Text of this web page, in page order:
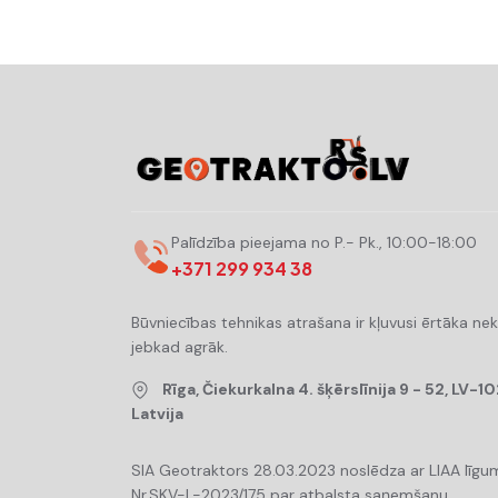
Palīdzība pieejama no P.- Pk., 10:00-18:00
+371 299 934 38
Būvniecības tehnikas atrašana ir kļuvusi ērtāka
jebkad agrāk.
Rīga, Čiekurkalna 4. šķērslīnija 9 - 52, LV-
Latvija
SIA Geotraktors 28.03.2023 noslēdza ar LIAA